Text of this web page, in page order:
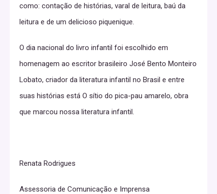
como: contação de histórias, varal de leitura, baú da
leitura e de um delicioso piquenique.
O dia nacional do livro infantil foi escolhido em
homenagem ao escritor brasileiro José Bento Monteiro
Lobato, criador da literatura infantil no Brasil e entre
suas histórias está O sítio do pica-pau amarelo, obra
que marcou nossa literatura infantil.
Renata Rodrigues
Assessoria de Comunicação e Imprensa